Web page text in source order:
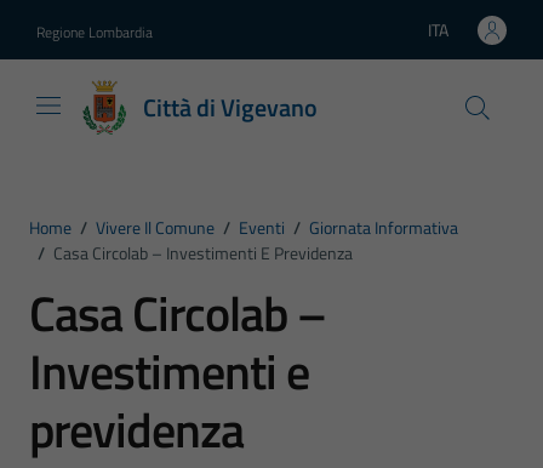
Regione Lombardia Lingua attiva:
ITA
Città di Vigevano
Home / Vivere Il Comune / Eventi / Giornata Informativa
/ Casa Circolab – Investimenti E Previdenza
Casa Circolab –
Investimenti e
previdenza